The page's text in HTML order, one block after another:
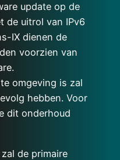
update op de
de uitrol van IPv6
IX dienen de
voorzien van
omgeving is zal
hebben. Voor
dit onderhoud
de primaire